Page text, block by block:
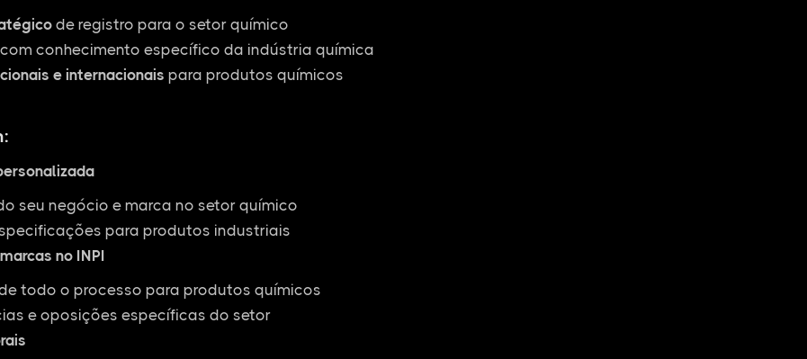
de registro para o setor químico
com conhecimento específico da indústria química
e internacionais para produtos químicos
seu negócio e marca no setor químico
para produtos industriais
no INPI
todo o processo para produtos químicos
e oposições específicas do setor